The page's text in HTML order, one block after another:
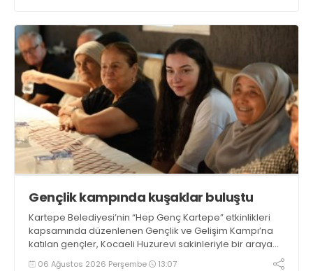
Gençlik kampında kuşaklar buluştu
Kartepe Belediyesi’nin “Hep Genç Kartepe” etkinlikleri
kapsamında düzenlenen Gençlik ve Gelişim Kampı’na
katılan gençler, Kocaeli Huzurevi sakinleriyle bir araya
geldi06 Ağustos 2026 Perşembe 13:07